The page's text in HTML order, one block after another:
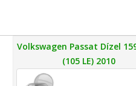
Volkswagen Passat Dízel
(105 LE) 2010